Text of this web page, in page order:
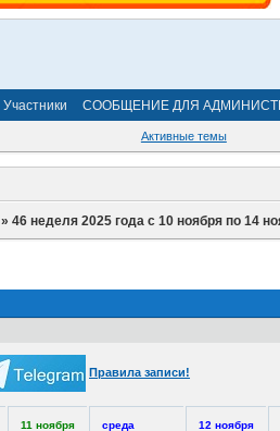
Участники СООБЩЕНИЕ ДЛЯ
Активные темы
»46 неделя 2025 года с 10 ноября по 14
Правила записи!
11 ноября среда 12 ноября